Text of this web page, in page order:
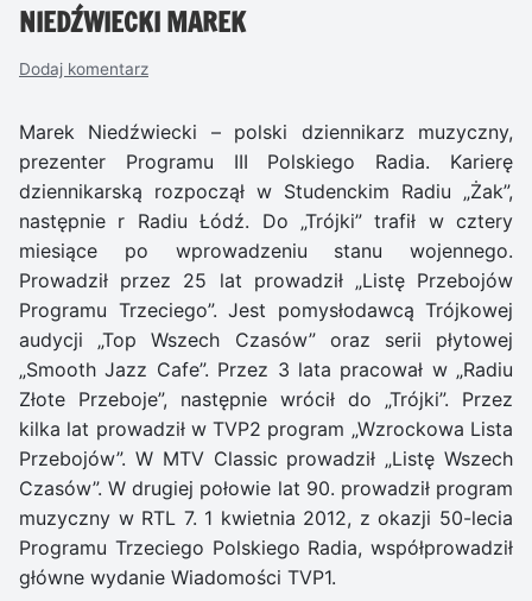
NIEDŹWIECKI MAREK
Dodaj komentarz
Marek Niedźwiecki – polski dziennikarz muzyczny,
prezenter Programu III Polskiego Radia. Karierę
dziennikarską rozpoczął w Studenckim Radiu „Żak”,
następnie r Radiu Łódź. Do „Trójki” trafił w cztery
miesiące po wprowadzeniu stanu wojennego.
Prowadził przez 25 lat prowadził „Listę Przebojów
Programu Trzeciego”. Jest pomysłodawcą Trójkowej
audycji „Top Wszech Czasów” oraz serii płytowej
„Smooth Jazz Cafe”. Przez 3 lata pracował w „Radiu
Złote Przeboje”, następnie wrócił do „Trójki”. Przez
kilka lat prowadził w TVP2 program „Wzrockowa Lista
Przebojów”. W MTV Classic prowadził „Listę Wszech
Czasów”. W drugiej połowie lat 90. prowadził program
muzyczny w RTL 7. 1 kwietnia 2012, z okazji 50-lecia
Programu Trzeciego Polskiego Radia, współprowadził
główne wydanie Wiadomości TVP1.